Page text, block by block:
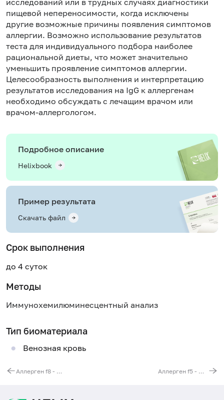
пищевой непереносимости, когда исключены
другие возможные причины появления симптомов
аллергии. Возможно использование результатов
теста для индивидуального подбора наиболее
рациональной диеты, что может значительно
уменьшить проявление симптомов аллергии.
Целесообразность выполнения и интерпретацию
результатов исследования на IgG к аллергенам
необходимо обсуждать с лечащим врачом или
врачом-аллергологом.
Подробное описание
Helixbook
Пример результата
Скачать файл
Срок выполнения
до 4 суток
Методы
Иммунохемилюминесцентный анализ
Тип биоматериала
Венозная кровь
Аллерген f8 - мука кукурузная, IgG Аллерген f5 - мука ржаная, IgG